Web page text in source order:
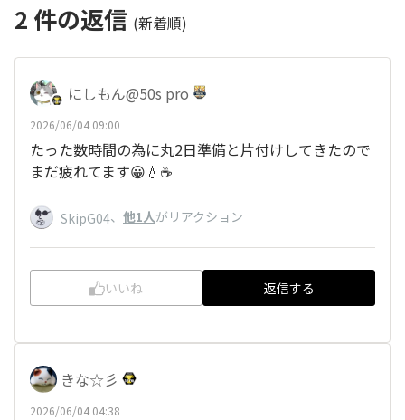
2 件の返信 (新着順)
にしもん@50s pro
2026/06/04 09:00
たった数時間の為に丸2日準備と片付けしてきたので
まだ疲れてます😀💧☕
SkipG04、 他1人がリアクション
いいね 返信する
きな☆彡
2026/06/04 04:38